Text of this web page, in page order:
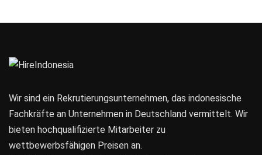
Wir sind ein Rekrutierungsunternehmen, das indonesische
Fachkräfte an Unternehmen in Deutschland vermittelt. Wir
bieten hochqualifizierte Mitarbeiter zu
wettbewerbsfähigen Preisen an.